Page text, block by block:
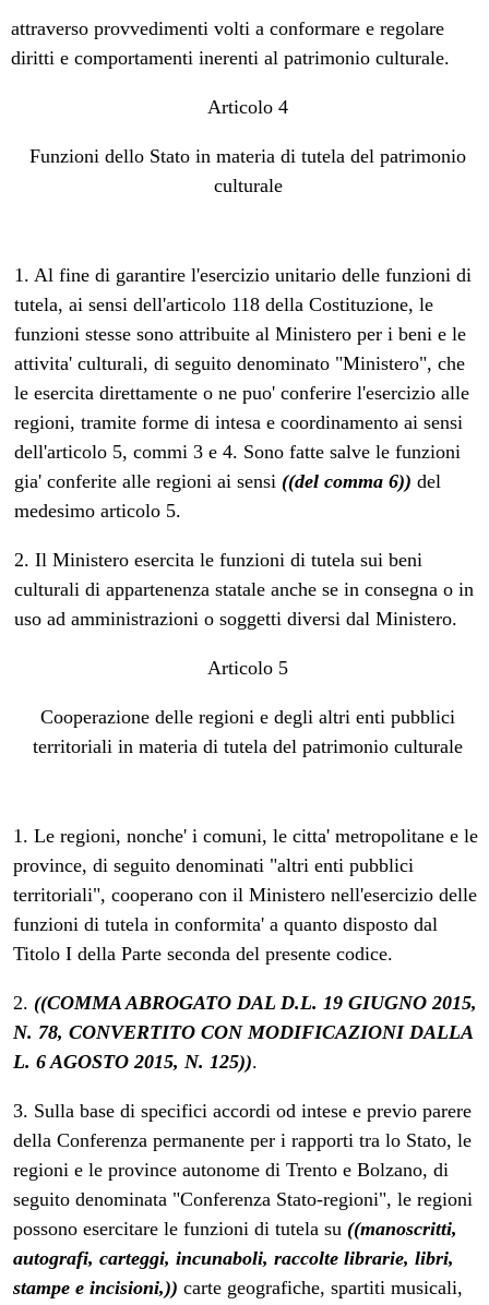
attraverso provvedimenti volti a conformare e regolare
diritti e comportamenti inerenti al patrimonio culturale.
Articolo 4
Funzioni dello Stato in materia di tutela del patrimonio
culturale
1. Al fine di garantire l'esercizio unitario delle funzioni di
tutela, ai sensi dell'articolo 118 della Costituzione, le
funzioni stesse sono attribuite al Ministero per i beni e le
attivita' culturali, di seguito denominato "Ministero", che
le esercita direttamente o ne puo' conferire l'esercizio alle
regioni, tramite forme di intesa e coordinamento ai sensi
dell'articolo 5, commi 3 e 4. Sono fatte salve le funzioni
gia' conferite alle regioni ai sensi ((del comma 6)) del
medesimo articolo 5.
2. Il Ministero esercita le funzioni di tutela sui beni
culturali di appartenenza statale anche se in consegna o in
uso ad amministrazioni o soggetti diversi dal Ministero.
Articolo 5
Cooperazione delle regioni e degli altri enti pubblici
territoriali in materia di tutela del patrimonio culturale
1. Le regioni, nonche' i comuni, le citta' metropolitane e le
province, di seguito denominati "altri enti pubblici
territoriali", cooperano con il Ministero nell'esercizio delle
funzioni di tutela in conformita' a quanto disposto dal
Titolo I della Parte seconda del presente codice.
2. ((COMMA ABROGATO DAL D.L. 19 GIUGNO 2015,
N. 78, CONVERTITO CON MODIFICAZIONI DALLA
L. 6 AGOSTO 2015, N. 125)).
3. Sulla base di specifici accordi od intese e previo parere
della Conferenza permanente per i rapporti tra lo Stato, le
regioni e le province autonome di Trento e Bolzano, di
seguito denominata "Conferenza Stato-regioni", le regioni
possono esercitare le funzioni di tutela su ((manoscritti,
autografi, carteggi, incunaboli, raccolte librarie, libri,
stampe e incisioni,)) carte geografiche, spartiti musicali,